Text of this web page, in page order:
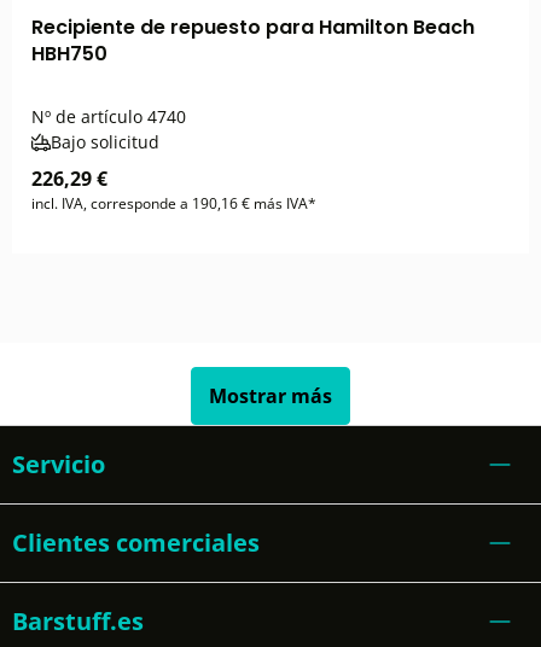
Recipiente de repuesto para Hamilton Beach
HBH750
Nº de artículo 4740
Bajo solicitud
226,29 €
incl. IVA, corresponde a 190,16 € más IVA*
Mostrar más
Servicio
Clientes comerciales
Barstuff.es